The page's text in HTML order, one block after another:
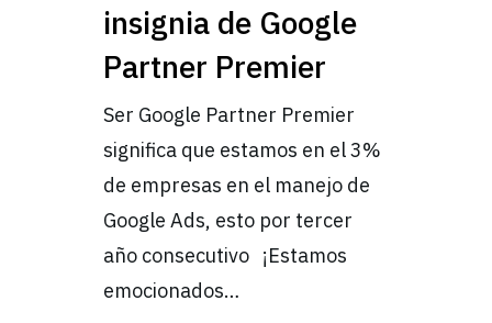
insignia de Google
Partner Premier
Ser Google Partner Premier
significa que estamos en el 3%
de empresas en el manejo de
Google Ads, esto por tercer
año consecutivo ¡Estamos
emocionados…